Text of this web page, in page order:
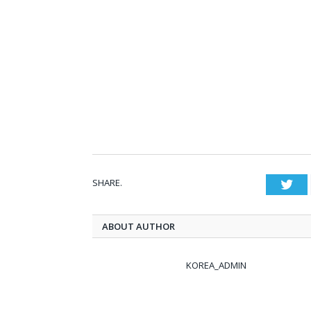
SHARE.
ABOUT AUTHOR
KOREA_ADMIN